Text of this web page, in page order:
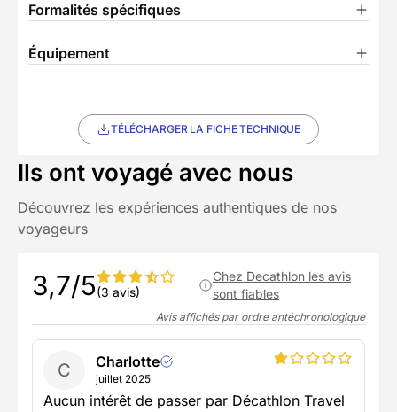
Formalités spécifiques
Équipement
TÉLÉCHARGER LA FICHE TECHNIQUE
Ils ont voyagé avec nous
Découvrez les expériences authentiques de nos
voyageurs
3,7/5(3 avis)
Chez Decathlon les avis
sont fiables
Avis affichés par ordre antéchronologique
C Charlotte
juillet 2025
Aucun intérêt de passer par Décathlon Travel